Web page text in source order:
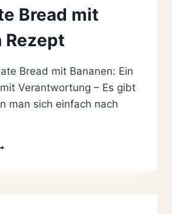
Bread mit
Rezept
Bread mit Bananen: Ein
Verantwortung – Es gibt
man sich einfach nach